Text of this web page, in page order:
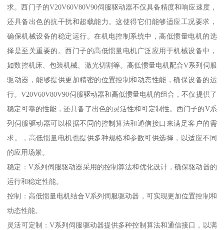
求。西门子的V20V60V80V90伺服驱动器不仅具备精度和响应速度，
还具备出色的抗干扰和超载能力。这使得它们能够适应工况要求，
确保机械设备的稳定运行。在机电控制系统中，高低惯量电机的选
择是至关重要的。西门子的高低惯量电机广泛应用于机械设备中，
如数控机床、包装机械、激光切割等。高低惯量电机配合V系列伺服
驱动器，能够提供更加精密的位置控制和动态性能，确保设备的运
行。V20V60V80V90伺服驱动器和高低惯量电机的组合，不仅提供了
稳定可靠的性能，还具备了出色的灵活性和可定制性。西门子的V系
列伺服驱动器可以根据不同的控制算法和通信接口来满足客户的需
求。，高低惯量电机也提供多种规格和参数可供选择，以适应不同
的应用场景。
稳定：V系列伺服驱动器采用的控制算法和优化设计，确保驱动器的
运行和稳定性能。
控制：高低惯量电机结合V系列伺服驱动器，可实现更加位置控制和
动态性能。
灵活可定制：V系列伺服驱动器提供多种控制算法和通信接口，以满